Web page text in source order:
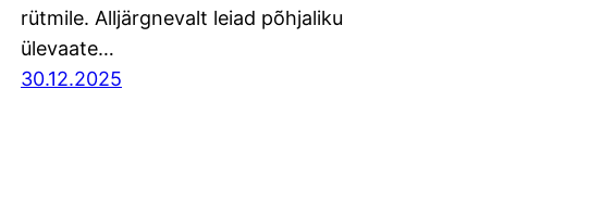
rütmile. Alljärgnevalt leiad põhjaliku
ülevaate…
30.12.2025